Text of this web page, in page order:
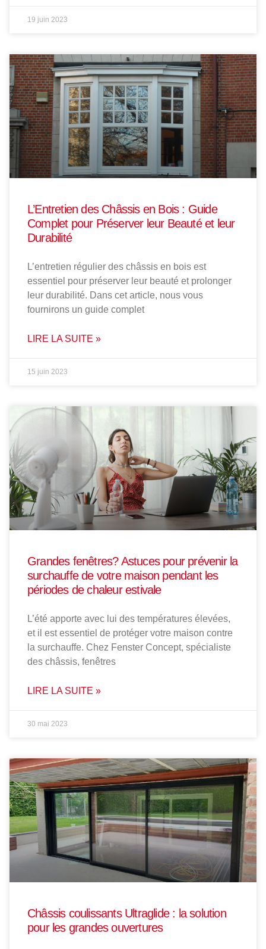
19 juin 2023
L’Entretien des Châssis en Bois : Guide
Complet pour Préserver leur Beauté et leur
Durabilité
L’entretien régulier des châssis en bois est
essentiel pour préserver leur beauté et prolonger
leur durabilité. Dans cet article, nous vous
fournirons un guide complet
LIRE LA SUITE »
15 juin 2023
Grandes fenêtres? Astuces pour prévenir la
surchauffe de votre maison pendant les
périodes de chaleur estivale
L’été apporte avec lui des températures élevées,
et il est essentiel de protéger votre maison contre
la surchauffe. Chez Fenster Concept, spécialiste
des châssis, fenêtres
LIRE LA SUITE »
30 mai 2023
Châssis coulissants Ultraglide : la solution
pour les grandes ouvertures